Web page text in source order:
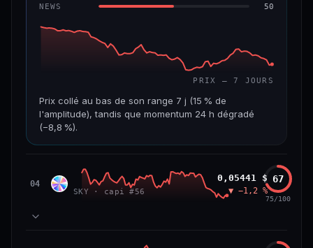
CONFIANCE 69/100
NEWS 50
PRIX — 7 JOURS
Prix collé au bas de son range 7 j (15 % de
l'amplitude), tandis que momentum 24 h dégradé
(−8,8 %).
508 M$ 8,7 M$
VAR. 7 J VAR. 30 J
04 SKY Sky
SKY · capi #56
0,05441 $
▼ −1,2 %
67
75/100
78